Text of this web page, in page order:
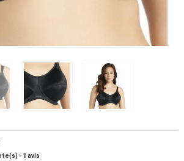
- 1 avis